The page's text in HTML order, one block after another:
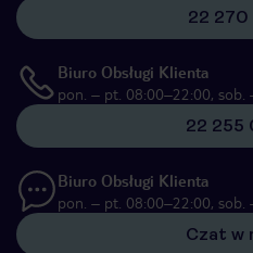
22 270
Biuro Obsługi Klienta
pon. – pt. 08:00–22:00, sob.
22 255
Biuro Obsługi Klienta
pon. – pt. 08:00–22:00, sob.
Czat w